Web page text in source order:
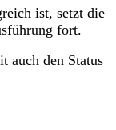
ist, setzt die
fort.
auch den Status